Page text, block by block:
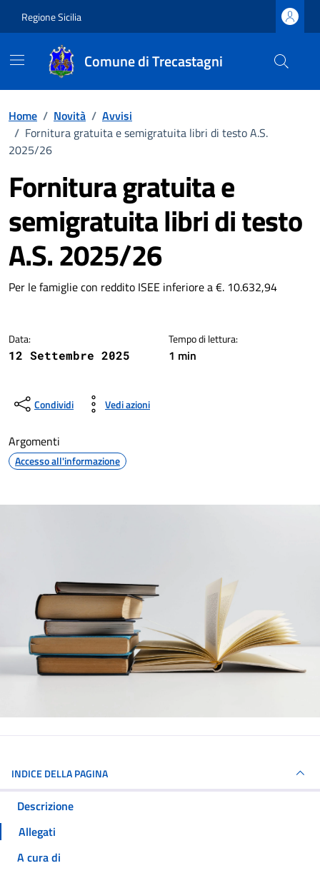
Regione Sicilia
Comune di Trecastagni
Home / Novità / Avvisi
/ Fornitura gratuita e semigratuita libri di testo A.S.
2025/26
Fornitura gratuita e
semigratuita libri di testo
A.S. 2025/26
Dettagli della notizia
Per le famiglie con reddito ISEE inferiore a €. 10.632,94
Data:
12 Settembre 2025
Tempo di lettura:
1 min
Condividi Vedi azioni
Argomenti
Accesso all'informazione
INDICE DELLA PAGINA
Descrizione
Allegati
A cura di